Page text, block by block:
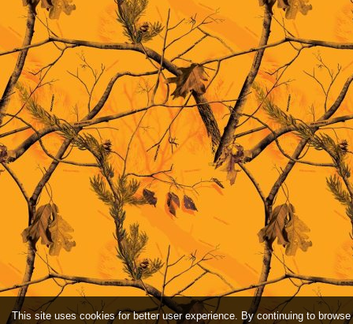
This site uses cookies for better user experience. By continuing to